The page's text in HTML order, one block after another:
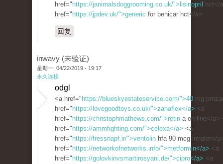
href=" https://janimalsdoggrooming.co.uk/">lisinopril
hct</
href=" https://jpdev.uk/">generic for benicar hct</a>
回复
inwavy (未验证)
星期一, 04/22/2019 - 19:17
永久连接
odgl
<a href=" https://blueskyestateservice.com/">40 mg
href=" https://lovegoodtoys.co.uk/">zanaflex</a> <a
href=" https://christophmathews.com/">retin a on line</a>
href=" https://ammfighting.com/">celexa</a> <a
href=" https://fressnapf.ir/">ventolin hfa 90 mcg inhaler</
href=" https://networkofnetworks.info/">metformin</a> <a
href=" https://golovkinvsmartirosyani.de/">cipro</a> <a